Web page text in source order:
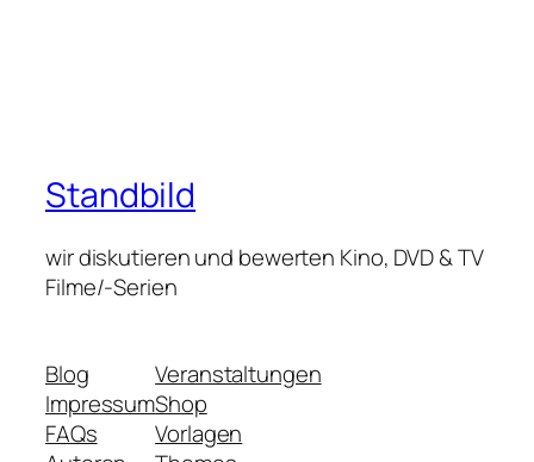
Standbild
wir diskutieren und bewerten Kino, DVD & TV
Filme/-Serien
Blog
Impressum
FAQs
Veranstaltungen
Shop
Vorlagen